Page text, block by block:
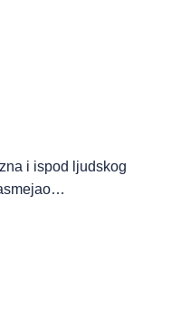
i ispod ljudskog